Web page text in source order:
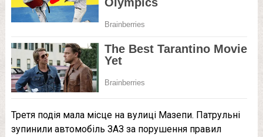
Третя подія мала місце на вулиці Мазепи. Патрульні
зупинили автомобіль ЗАЗ за порушення правил